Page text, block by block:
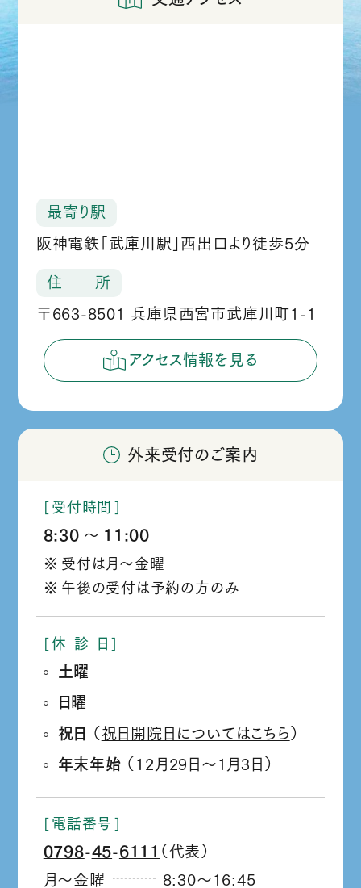
最寄り駅
阪神電鉄「武庫川駅」西出口より徒歩5分
住 所
〒663-8501 兵庫県西宮市武庫川町1-1
アクセス情報を見る
外来受付のご案内
受付時間
8:30
か
ら
11:00
受付は月～金曜
午後の受付は予約の方のみ
休 診 日
土曜
日曜
祝日 （ 祝日開院日についてはこちら ）
年末年始 （12月29日
1月3日）
電話番号
0798
‐
45 6111 （代表）
月～金曜
8:30
16:45